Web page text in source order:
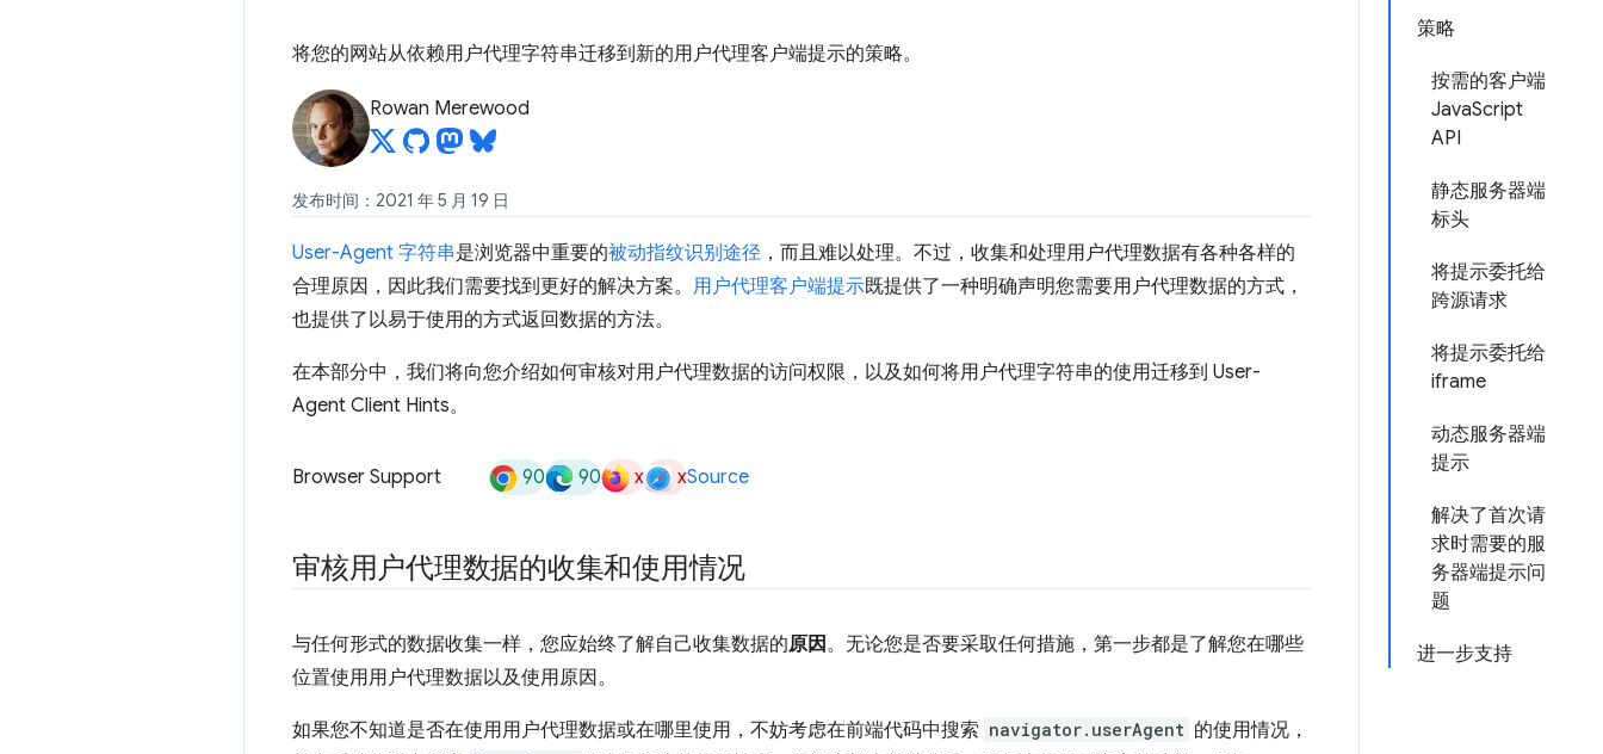
策略
按需的客户端
JavaScript
API
静态服务器端
标头
将提示委托给
跨源请求
将提示委托给
iframe
动态服务器端
提示
解决了首次请
求时需要的服
务器端提示问
题
进一步支持
将您的网站从依赖用户代理字符串迁移到新的用户代理客户端提示的策略。
Rowan Merewood
发布时间：2021 年 5 月 19 日
User-Agent 字符串是浏览器中重要的被动指纹识别途径 ，而且难以处理。不过，收集和处理用户代理数据有各种各样的
合理原因，因此我们需要找到更好的解决方案。 用户代理客户端提示既提供了一种明确声明您需要用户代理数据的方式，
也提供了以易于使用的方式返回数据的方法。
在本部分中，我们将向您介绍如何审核对用户代理数据的访问权限，以及如何将用户代理字符串的使用迁移到 User-
Agent Client Hints。
Browser Support 90 90 x xSource
审核用户代理数据的收集和使用情况
与任何形式的数据收集一样，您应始终了解自己收集数据的原因 。无论您是否要采取任何措施，第一步都是了解您在哪些
位置使用用户代理数据以及使用原因。
如果您不知道是否在使用用户代理数据或在哪里使用，不妨考虑在前端代码中搜索 navigator.userAgent 的使用情况，